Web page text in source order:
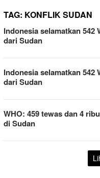
TAG: KONFLIK SUDAN
Indonesia selamatkan 542
dari Sudan
Indonesia selamatkan 542
dari Sudan
WHO: 459 tewas dan 4
di Sudan